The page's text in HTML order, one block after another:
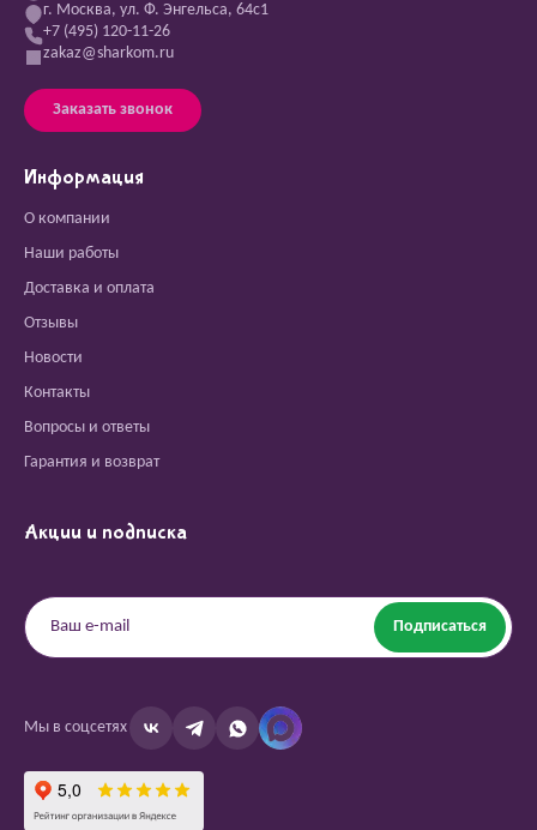
г. Москва, ул. Ф. Энгельса, 64с1
+7 (495) 120-11-26
zakaz@sharkom.ru
Заказать звонок
Информация
О компании
Наши работы
Доставка и оплата
Отзывы
Новости
Контакты
Вопросы и ответы
Гарантия и возврат
Акции и подписка
Подписаться
Мы в соцсетях